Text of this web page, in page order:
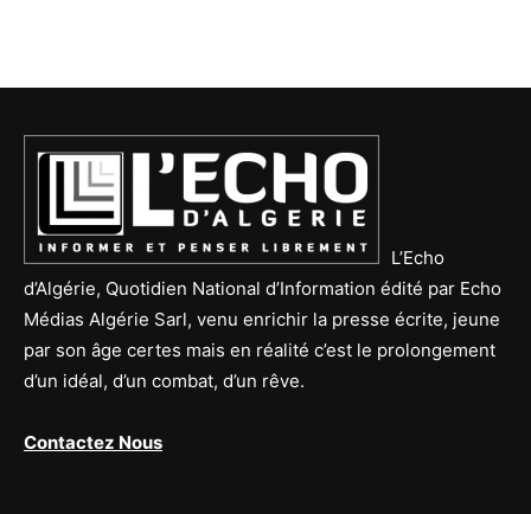
L’Echo
d’Algérie, Quotidien National d’Information édité par Echo
Médias Algérie Sarl, venu enrichir la presse écrite, jeune
par son âge certes mais en réalité c’est le prolongement
d’un idéal, d’un combat, d’un rêve.
Contactez Nous